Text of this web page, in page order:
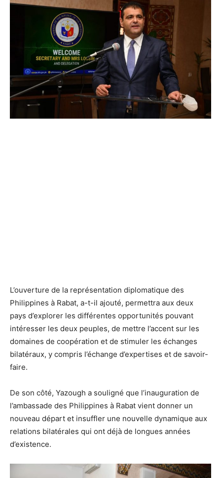
L’ouverture de la représentation diplomatique des
Philippines à Rabat, a-t-il ajouté, permettra aux deux
pays d’explorer les différentes opportunités pouvant
intéresser les deux peuples, de mettre l’accent sur les
domaines de coopération et de stimuler les échanges
bilatéraux, y compris l’échange d’expertises et de savoir-
faire.
De son côté, Yazough a souligné que l’inauguration de
l’ambassade des Philippines à Rabat vient donner un
nouveau départ et insuffler une nouvelle dynamique aux
relations bilatérales qui ont déjà de longues années
d’existence.